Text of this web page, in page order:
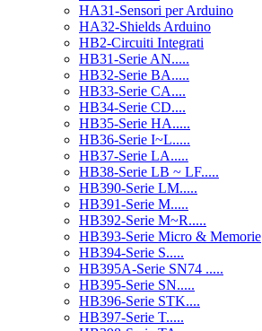
HA31-Sensori per Arduino
HA32-Shields Arduino
HB2-Circuiti Integrati
HB31-Serie AN.....
HB32-Serie BA.....
HB33-Serie CA....
HB34-Serie CD....
HB35-Serie HA.....
HB36-Serie I~L.....
HB37-Serie LA.....
HB38-Serie LB ~ LF.....
HB390-Serie LM.....
HB391-Serie M.....
HB392-Serie M~R.....
HB393-Serie Micro & Memorie
HB394-Serie S.....
HB395A-Serie SN74 .....
HB395-Serie SN.....
HB396-Serie STK....
HB397-Serie T.....